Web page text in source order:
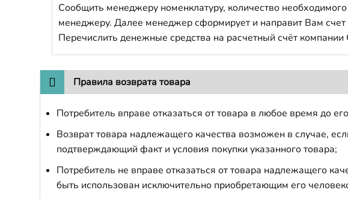
Сообщить менеджеру номенклатуру, количество
менеджеру. Далее менеджер сформирует и направит Вам счет
Перечислить денежные средства на расчетный счёт
Правила возврата товара
Потребитель вправе отказаться от товара в любое время до
Возврат товара надлежащего качества возможен в случае,
подтверждающий факт и условия покупки указанного товара;
Потребитель не вправе отказаться от товара надлежащего
быть использован исключительно приобретающим его